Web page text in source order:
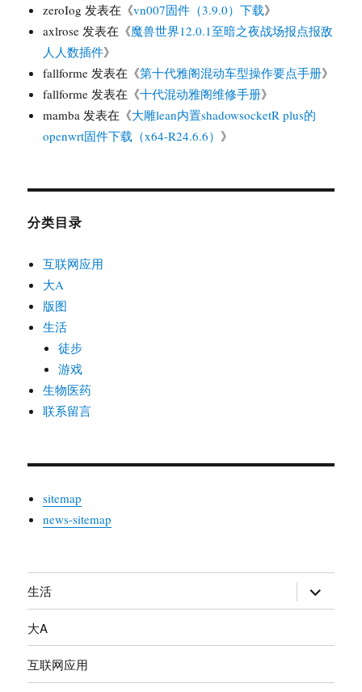
zeroIog 发表在《vn007固件（3.9.0）下载》
axlrose 发表在《魔兽世界12.0.1至暗之夜战场报点报敌
人人数插件》
fallforme 发表在《第十代雅阁混动车型操作要点手册》
fallforme 发表在《十代混动雅阁维修手册》
mamba 发表在《大雕lean内置shadowsocketR plus的
openwrt固件下载（x64-R24.6.6） 》
分类目录
互联网应用
大A
版图
生活
徒步
游戏
生物医药
联系留言
sitemap
news-sitemap
生活
开
大A
互联网应用